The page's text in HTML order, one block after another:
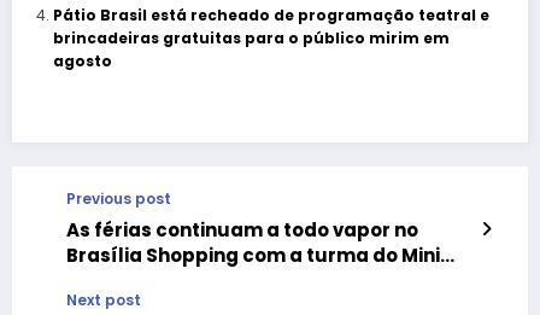
Pátio Brasil está recheado de programação teatral e
brincadeiras gratuitas para o público mirim em
agosto
Previous post
As férias continuam a todo vapor no
Brasília Shopping com a turma do Mini
Next post